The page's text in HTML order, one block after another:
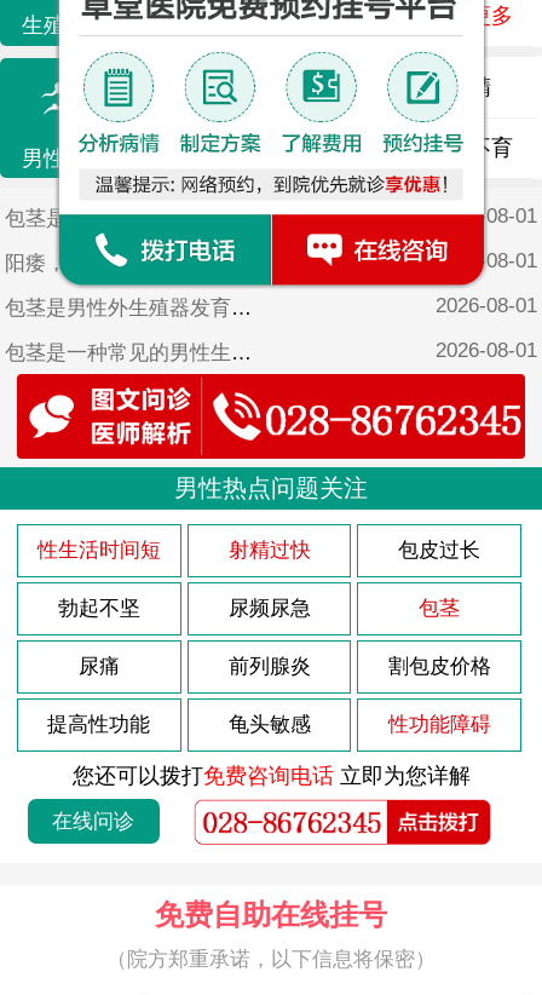
生殖感染 尿相关 泌尿感染 了解更多
男性不育
死精 少精 弱精
精液异常 精子畸形 男性不育
包茎是男性生殖器官的一种常见疾病，特别是在儿童时期。它是指男性阴茎的包皮无法完全向后拉伸，从而无法暴露出阴茎头部。尽管包茎在儿童时期很常见，但它可能会引起一些潜在的健康问题。医院将探讨一下10岁小男孩包茎的症状以及可能的治疗方法。 2026-08-01
阳痿，是指男性在房事过程中没发硬起来或者保持勃起的现象。在医学上，阳痿也称为勃起功能障碍，简称为ED，是男性性功能障碍的一种常见类型。近年来，随着生活方式的改变和心理压力的增加，阳痿的患病率也不断上升，给许多男性带来了不少困扰。 2026-08-01
包茎是男性外生殖器发育异常的一种常见情况，通常在婴儿时期就可以观察到。包茎是指男性的包皮无法完全向后拉开，从而无法暴露龟头。在5岁的孩子身上，包茎的症状可能会更加明显。 2026-08-01
包茎是一种常见的男性生殖器官异常，尤其在幼儿时期更为常见。对于4岁男宝来说，包茎症状可能会引起家长的担忧和不安。医院将详细介绍包茎的症状，并为家长提供解决方法，以帮助他们更好地理解和处理这一问题。 2026-08-01
列腺炎是男性常见的疾病之一，尽管多发于成年男性，但也有少数青少年患者。本文将探讨17岁前列腺炎的原因，并提供一些预防措施，帮助读者了解并预防这一疾病。
包茎是男性生殖器官的一种常见疾病，特别是在儿童中。9岁的包茎症状可能会引起家长的担忧和孩子的不适，因此及早了解、正确对待这一问题至关重要。医院将为您详细介绍9岁包茎的症状，帮助您更好地关爱孩子的健康成长。 2026-08-01
3型前列腺炎是一种常见的男性疾病，它主要是由于多种原因引起的。医院将详细介绍一下3型前列腺炎的原因。
包茎是一种常见的男性生殖器官异常，通常在出生后不久就能够观察到。对于一个6岁的男孩来说，包茎可能会引起一些症状和问题。医院将探讨一下6岁儿童包茎的症状以及可能的解决方法。 2026-08-01
首先需要明确的是，阳痿是一种男性性功能障碍，其主要表现是没发达到或维持勃起状态，而非仅仅是射精过快或过多。因此，5分钟射精算不上阳痿。 2026-08-01
医院表示：17岁前的男性患上前列腺炎的原因有很多，主要包括以下几个方面。 2026-08-01
射精疼痛是指男性在射精的过程中感到疼痛或不适。这种疼痛可能会出现在射精前、射精后或持续一段时间。射精疼痛可能由多种原因引起，以下是一些常见的原因。 2026-07-21
医院介绍射精时会痛，可能是由于以下原因： 2026-07-21
射精时带血，是许多男性都会遇到的问题，通常情况下，这种现象并不会引起严重的危害，但也不容忽视，尤其是当出现频率增多时，需要及时就医。 2026-07-21
射精疼痛是指在射精过程中或射精后出现疼痛的情况。这种疼痛的原因非常多，可能与生理因素、心理因素、感染、损伤等因素相关。 2026-07-21
射精疼痛是男性朋友常见的问题之一，可能是由于前列腺炎、尿道炎、以及其他非感染性因素等原因引起的。如果您遇到了这种情况，不要慌张，接下来介绍一些处理办法，希望对您有所帮助。 2026-07-21
射精疼痛是指在射精时出现阴茎、睾丸或会阴部位的疼痛。在一些情况下，这种疼痛可以持续数小时或数天，甚至可以干扰正常房事。这种疼痛可能由多种原因引起，包括生殖部位感染、前列腺炎、尿道炎、包皮过长以及生殖部位伤害等。
男性热点问题关注
性生活时间短 射精过快 包皮过长
勃起不坚 尿频尿急 包茎
尿痛 前列腺炎 割包皮价格
提高性功能 龟头敏感 性功能障碍
您还可以拨打免费咨询电话立即为您详解
在线问诊
免费自助在线挂号
（院方郑重承诺，以下信息将保密）